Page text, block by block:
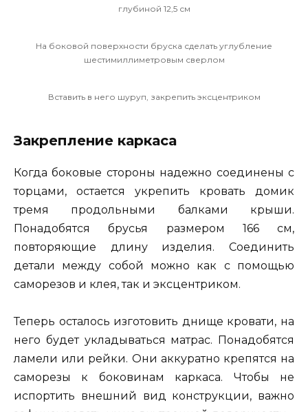
глубиной 12,5 см
На боковой поверхности бруска сделать углубление
шестимиллиметровым сверлом
Вставить в него шуруп, закрепить эксцентриком
Закрепление каркаса
Когда боковые стороны надежно соединены с
торцами, остается укрепить кровать домик
тремя продольными балками крыши.
Понадобятся брусья размером 166 см,
повторяющие длину изделия. Соединить
детали между собой можно как с помощью
саморезов и клея, так и эксцентриком.
Теперь осталось изготовить днище кровати, на
него будет укладываться матрас. Понадобятся
ламели или рейки. Они аккуратно крепятся на
саморезы к боковинам каркаса. Чтобы не
испортить внешний вид конструкции, важно